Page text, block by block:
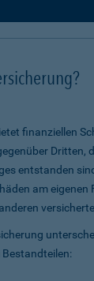
finanziellen
Dritten,
entstanden
am eigenen